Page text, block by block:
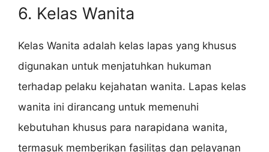
6. Kelas Wanita
Kelas Wanita adalah kelas lapas yang khusus
digunakan untuk menjatuhkan hukuman
terhadap pelaku kejahatan wanita. Lapas kelas
wanita ini dirancang untuk memenuhi
kebutuhan khusus para narapidana wanita,
termasuk memberikan fasilitas dan pelayanan